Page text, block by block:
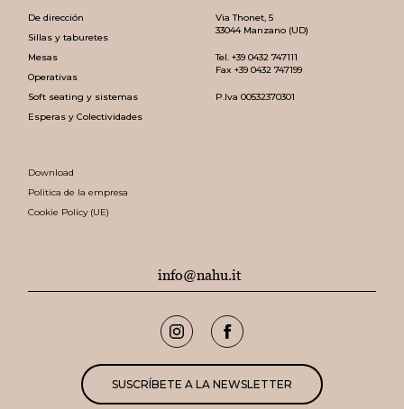
De dirección
Sillas y taburetes
Mesas
Operativas
Soft seating y sistemas
Esperas y Colectividades
Download
Politica de la empresa
Cookie Policy (UE)
Via Thonet, 5
33044 Manzano (UD)
Tel. +39 0432 747111
Fax +39 0432 747199
P.Iva 00532370301
info@nahu.it
SUSCRÍBETE A LA NEWSLETTER